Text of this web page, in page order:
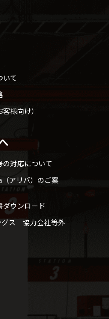
いて
様向け）
対応について
アリバ）のご案
ダウンロード
グス 協力会社等外